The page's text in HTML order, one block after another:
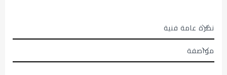
نظرة عامة فنية
مواصفة